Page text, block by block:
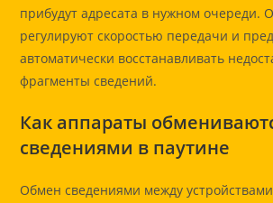
прибудут адресата в нужном очереди.
регулируют скоростью передачи и
автоматически восстанавливать
фрагменты сведений.
Как аппараты
сведениями в паутине
Обмен сведениями между